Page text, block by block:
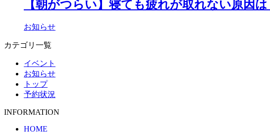
【朝がつらい】寝ても疲れが取れない原因
お知らせ
カテゴリ一覧
イベント
お知らせ
トップ
予約状況
INFORMATION
HOME